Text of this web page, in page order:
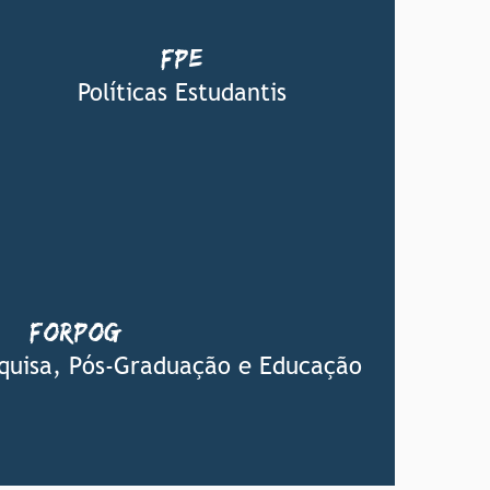
FPE
Políticas Estudantis
Nathalia da Mata Atroch (IFPE)
nathaliaatroch@recife.ifpe.edu.br
FORPOG
Pós-Graduação e Educação
Rogério Teles (IFMA)